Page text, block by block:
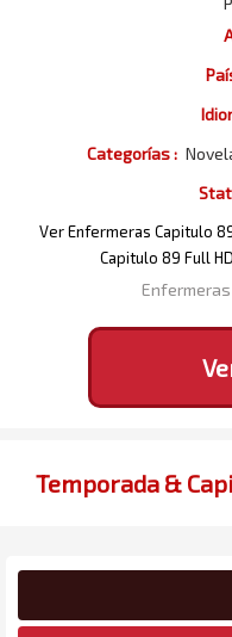
Categorías :
Ver Enfermeras Capitulo
Capitulo 89 Full
Temporada &